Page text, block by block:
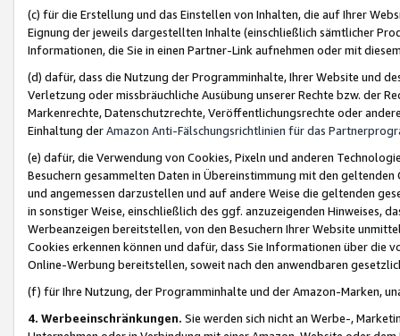
(c) für die Erstellung und das Einstellen von Inhalten, die auf Ihrer
Eignung der jeweils dargestellten Inhalte (einschließlich sämtlicher
Informationen, die Sie in einen Partner-Link aufnehmen oder mit
(d) dafür, dass die Nutzung der Programminhalte, Ihrer Website und
Verletzung oder missbräuchliche Ausübung unserer Rechte bzw. der
Markenrechte, Datenschutzrechte, Veröffentlichungsrechte oder
Einhaltung derAmazon Anti-Fälschungsrichtlinien für das
(e) dafür, die Verwendung von Cookies, Pixeln und anderen
Besuchern gesammelten Daten in Übereinstimmung mit den
und angemessen darzustellen und auf andere Weise die geltenden
in sonstiger Weise, einschließlich des ggf. anzuzeigenden Hinweises,
Werbeanzeigen bereitstellen, von den Besuchern Ihrer Website
Cookies erkennen können und dafür, dass Sie Informationen über die
Online-Werbung bereitstellen, soweit nach den anwendbaren
(f) für Ihre Nutzung, der Programminhalte und der Amazon-Marken,
4. Werbeeinschränkungen. Sie werden sich nicht an Werbe-,